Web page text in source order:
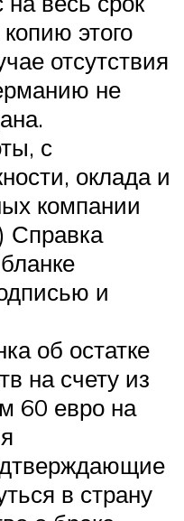
этого
отсутствия
не
с
оклада и
компании
Справка
и
об остатке
на счету из
60 евро на
в страну